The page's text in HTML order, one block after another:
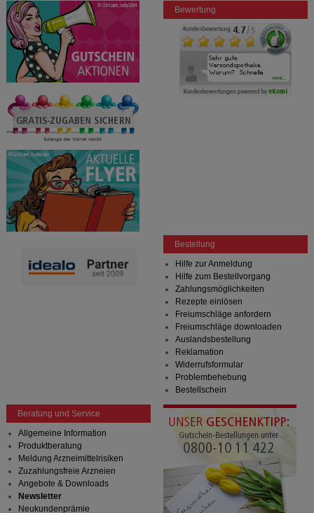
Bewertung
Bestellung
Hilfe zur Anmeldung
Hilfe zum Bestellvorgang
Zahlungsmöglichkeiten
Rezepte einlösen
Freiumschläge anfordern
Freiumschläge downloaden
Auslandsbestellung
Reklamation
Widerrufsformular
Problembehebung
Bestellschein
Beratung und Service
Allgemeine Information
Produktberatung
Meldung Arzneimittelrisiken
Zuzahlungsfreie Arzneien
Angebote & Downloads
Newsletter
Neukundenprämie